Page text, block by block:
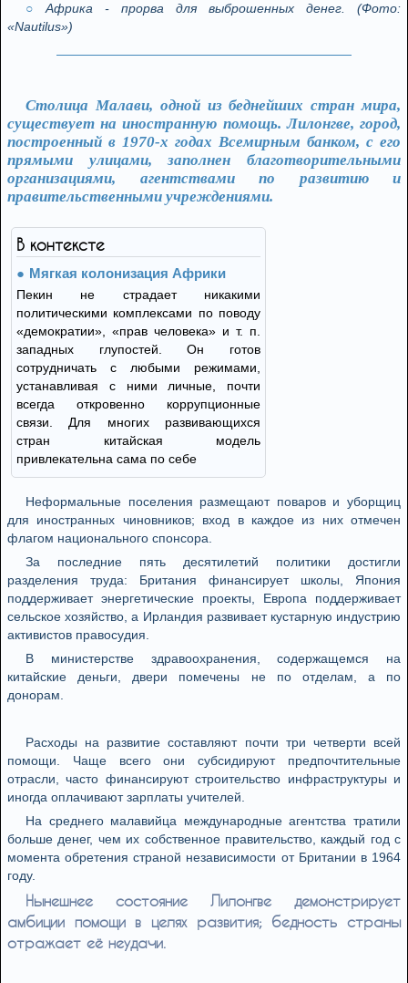
Африка - прорва для выброшенных денег. (Фото:
«Nautilus»)
Столица Малави, одной из беднейших стран мира,
существует на иностранную помощь. Лилонгве, город,
построенный в 1970-х годах Всемирным банком, с его
прямыми улицами, заполнен благотворительными
организациями, агентствами по развитию и
правительственными учреждениями.
В контексте
Мягкая колонизация Африки
Пекин не страдает никакими
политическими комплексами по поводу
«демократии», «прав человека» и т. п.
западных глупостей. Он готов
сотрудничать с любыми режимами,
устанавливая с ними личные, почти
всегда откровенно коррупционные
связи. Для многих развивающихся
стран китайская модель
привлекательна сама по себе
Неформальные поселения размещают поваров и уборщиц
для иностранных чиновников; вход в каждое из них отмечен
флагом национального спонсора.
За последние пять десятилетий политики достигли
разделения труда: Британия финансирует школы, Япония
поддерживает энергетические проекты, Европа поддерживает
сельское хозяйство, а Ирландия развивает кустарную индустрию
активистов правосудия.
В министерстве здравоохранения, содержащемся на
китайские деньги, двери помечены не по отделам, а по
донорам.
Расходы на развитие составляют почти три четверти всей
помощи. Чаще всего они субсидируют предпочтительные
отрасли, часто финансируют строительство инфраструктуры и
иногда оплачивают зарплаты учителей.
На среднего малавийца международные агентства тратили
больше денег, чем их собственное правительство, каждый год с
момента обретения страной независимости от Британии в 1964
году.
Нынешнее состояние Лилонгве демонстрирует
амбиции помощи в целях развития; бедность страны
отражает её неудачи.